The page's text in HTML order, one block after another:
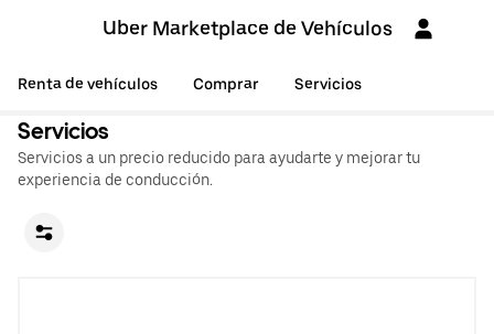
Uber Marketplace de Vehículos
Renta de vehículos Comprar Servicios
Servicios
Servicios a un precio reducido para ayudarte y mejorar tu
experiencia de conducción.